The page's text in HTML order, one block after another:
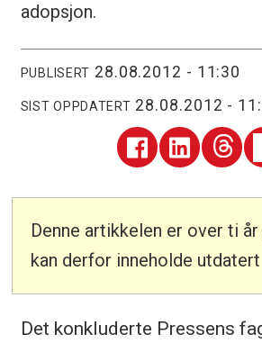
adopsjon.
PUBLISERT 28.08.2012 - 11:30
SIST OPPDATERT 28.08.2012 -
Denne artikkelen er over ti
kan derfor inneholde
Det konkluderte Pressens